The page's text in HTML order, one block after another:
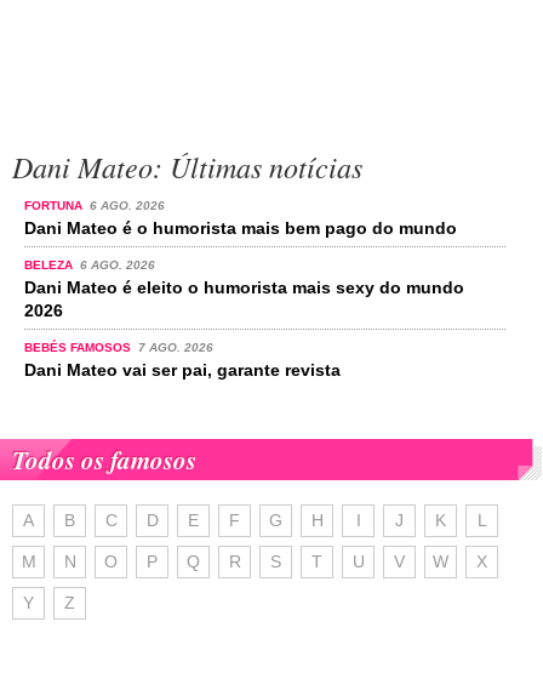
Dani Mateo: Últimas notícias
FORTUNA 6 AGO. 2026
Dani Mateo é o humorista mais bem pago do mundo
BELEZA 6 AGO. 2026
Dani Mateo é eleito o humorista mais sexy do mundo
2026
BEBÉS FAMOSOS 7 AGO. 2026
Dani Mateo vai ser pai, garante revista
Todos os famosos
A B C D E F G H I J K L
M N O P Q R S T U V W X
Y Z